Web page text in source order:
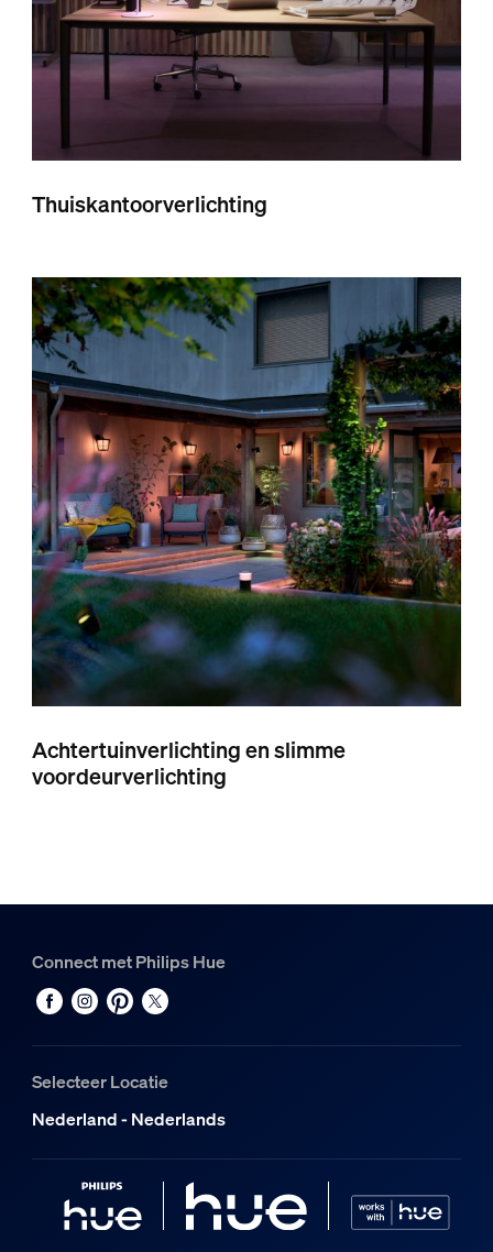
Thuiskantoorverlichting
Achtertuinverlichting en slimme
voordeurverlichting
Connect met Philips Hue
Selecteer Locatie
Nederland - Nederlands